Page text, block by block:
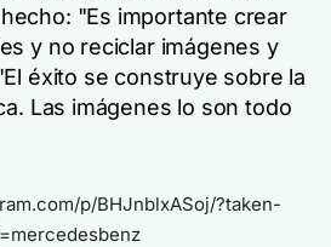
"Es importante crear
y no reciclar imágenes y
éxito se construye sobre la
Las imágenes lo son todo
p/BHJnblxASoj/?taken-